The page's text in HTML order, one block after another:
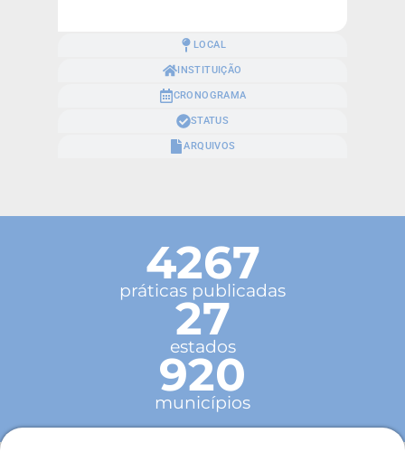
LOCAL
INSTITUIÇÃO
CRONOGRAMA
STATUS
ARQUIVOS
4267
práticas publicadas
27
estados
920
municípios